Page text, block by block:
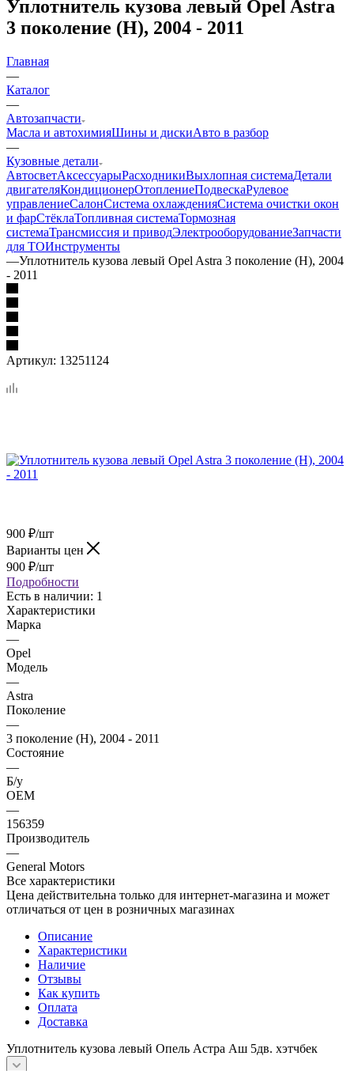
Уплотнитель кузова левый Opel Astra
3 поколение (H), 2004 - 2011
Главная
—
Каталог
—
Автозапчасти
Масла и автохимияШины и дискиАвто в разбор
—
Кузовные детали
АвтосветАксессуарыРасходникиВыхлопная системаДетали
двигателяКондиционерОтоплениеПодвескаРулевое
управлениеСалонСистема охлажденияСистема очистки окон
и фарСтёклаТопливная системаТормозная
системаТрансмиссия и приводЭлектрооборудованиеЗапчасти
для ТОИнструменты
—Уплотнитель кузова левый Opel Astra 3 поколение (H), 2004
- 2011
Артикул: 13251124
900 ₽/шт
Варианты цен
900 ₽/шт
Подробности
Есть в наличии: 1
Характеристики
Марка
—
Opel
Модель
—
Astra
Поколение
—
3 поколение (H), 2004 - 2011
Состояние
—
Б/у
OEM
—
156359
Производитель
—
General Motors
Все характеристики
Цена действительна только для интернет-магазина и может
отличаться от цен в розничных магазинах
Описание
Характеристики
Наличие
Отзывы
Как купить
Оплата
Доставка
Уплотнитель кузова левый Опель Астра Аш 5дв. хэтчбек